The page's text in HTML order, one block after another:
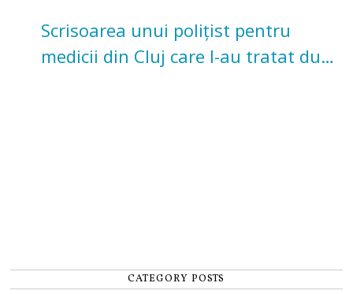
Scrisoarea unui polițist pentru
medicii din Cluj care l-au tratat după
CATEGORY POSTS